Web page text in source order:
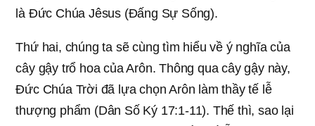
là Đức Chúa Jêsus (Đấng Sự Sống).
Thứ hai, chúng ta sẽ cùng tìm hiểu về ý nghĩa của
cây gậy trổ hoa của Arôn. Thông qua cây gậy này,
Đức Chúa Trời đã lựa chọn Arôn làm thầy tế lễ
thượng phẩm (Dân Số Ký 17:1-11). Thế thì, sao lại